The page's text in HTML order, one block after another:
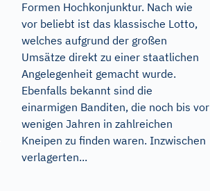
Formen Hochkonjunktur. Nach wie
vor beliebt ist das klassische Lotto,
welches aufgrund der großen
Umsätze direkt zu einer staatlichen
Angelegenheit gemacht wurde.
Ebenfalls bekannt sind die
einarmigen Banditen, die noch bis vor
wenigen Jahren in zahlreichen
Kneipen zu finden waren. Inzwischen
verlagerten...